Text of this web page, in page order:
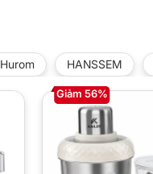
Hurom HANSSEM
Giảm 56%